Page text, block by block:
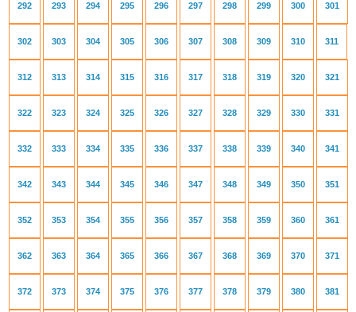
292 293 294 295 296 297 298 299 300 301
302 303 304 305 306 307 308 309 310 311
312 313 314 315 316 317 318 319 320 321
322 323 324 325 326 327 328 329 330 331
332 333 334 335 336 337 338 339 340 341
342 343 344 345 346 347 348 349 350 351
352 353 354 355 356 357 358 359 360 361
362 363 364 365 366 367 368 369 370 371
372 373 374 375 376 377 378 379 380 381